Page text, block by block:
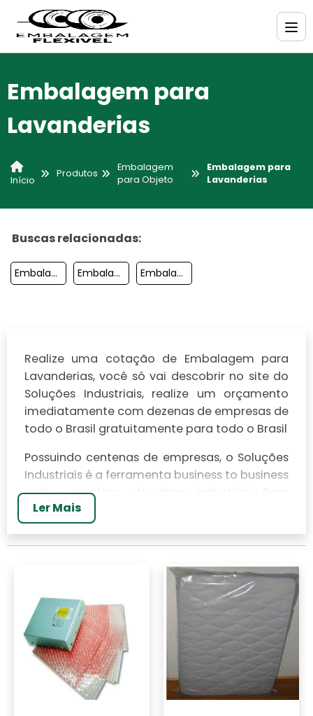
Embalagem para
Lavanderias
Início
Produtos
Embalagem
para Objeto
Embalagem para
Lavanderias
Buscas relacionadas:
Embalagem Para Forracao Embalagem Para Lavanderia Embalagem Para Cd
Realize uma cotação de Embalagem para
Lavanderias, você só vai descobrir no site do
Soluções Industriais, realize um orçamento
imediatamente com dezenas de empresas de
todo o Brasil gratuitamente para todo o Brasil
Possuindo centenas de empresas, o Soluções
Industriais é a ferramenta business to business
mais completo da área industrial. Para
realizar um orçamento de Embalagem para
Lavanderias, clique em um ou mais dos
anuciantes a seguir:
Ler Mais